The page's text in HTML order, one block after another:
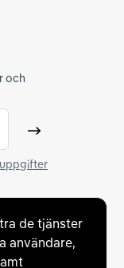
de tjänster
användare,
och
Skicka
dig bästa